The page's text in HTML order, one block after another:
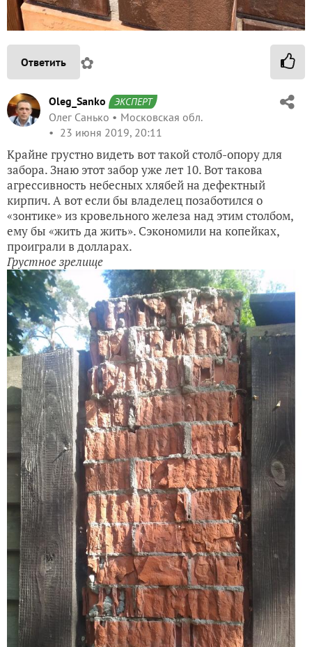
Ответить ✿
Oleg_Sanko ЭКСПЕРТ
Олег Санько
Московская обл.
23 июня 2019, 20:11
Крайне грустно видеть вот такой столб-опору для
забора. Знаю этот забор уже лет 10. Вот такова
агрессивность небесных хлябей на дефектный
кирпич. А вот если бы владелец позаботился о
«зонтике» из кровельного железа над этим столбом,
ему бы «жить да жить». Сэкономили на копейках,
проиграли в долларах.
Грустное зрелище